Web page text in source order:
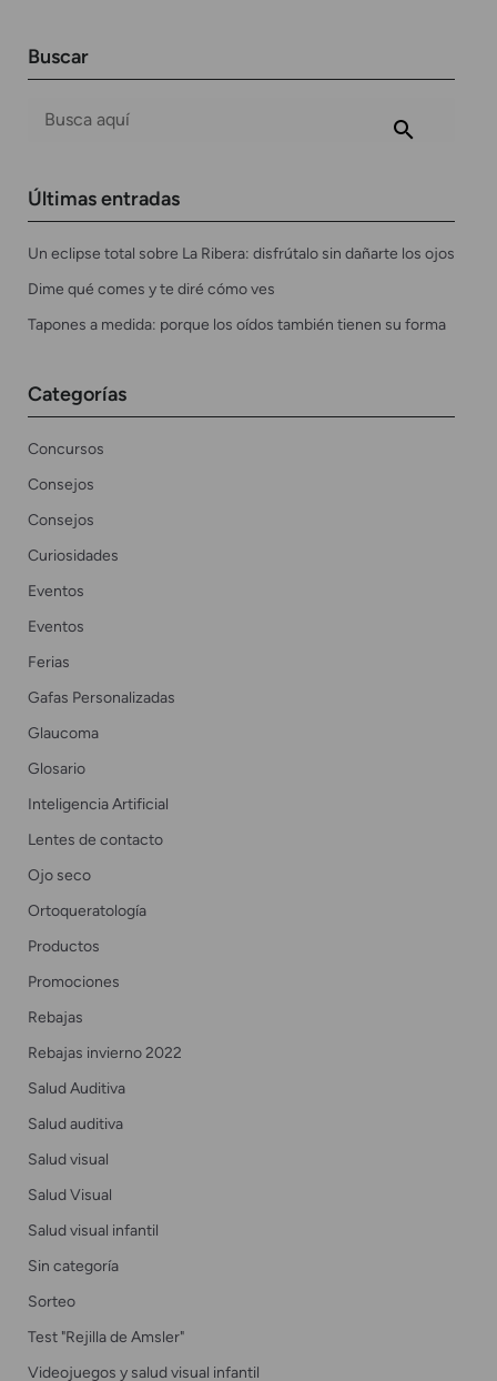
Buscar
Últimas entradas
Un eclipse total sobre La Ribera: disfrútalo sin dañarte los ojos
Dime qué comes y te diré cómo ves
Tapones a medida: porque los oídos también tienen su forma
Categorías
Concursos
Consejos
Consejos
Curiosidades
Eventos
Eventos
Ferias
Gafas Personalizadas
Glaucoma
Glosario
Inteligencia Artificial
Lentes de contacto
Ojo seco
Ortoqueratología
Productos
Promociones
Rebajas
Rebajas invierno 2022
Salud Auditiva
Salud auditiva
Salud visual
Salud Visual
Salud visual infantil
Sin categoría
Sorteo
Test "Rejilla de Amsler"
Videojuegos y salud visual infantil